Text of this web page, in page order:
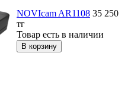
NOVIcam AR1108 35 250
тг
Товар есть в наличии